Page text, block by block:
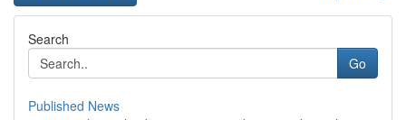
Search
Go
Published News